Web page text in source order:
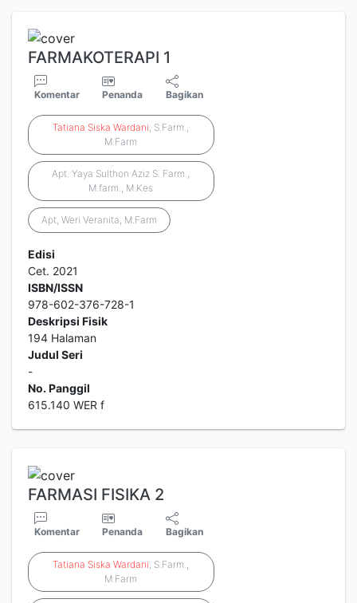
FARMAKOTERAPI 1
Komentar Penanda Bagikan
Tatiana Siska Wardani, S.Farm.,
M.Farm
Apt. Yaya Sulthon Aziz S. Farm.,
M.farm., M.Kes
Apt, Weri Veranita, M.Farm
Edisi
Cet. 2021
ISBN/ISSN
978-602-376-728-1
Deskripsi Fisik
194 Halaman
Judul Seri
-
No. Panggil
615.140 WER f
FARMASI FISIKA 2
Komentar Penanda Bagikan
Tatiana Siska Wardani , S.Farm.,
M.Farm